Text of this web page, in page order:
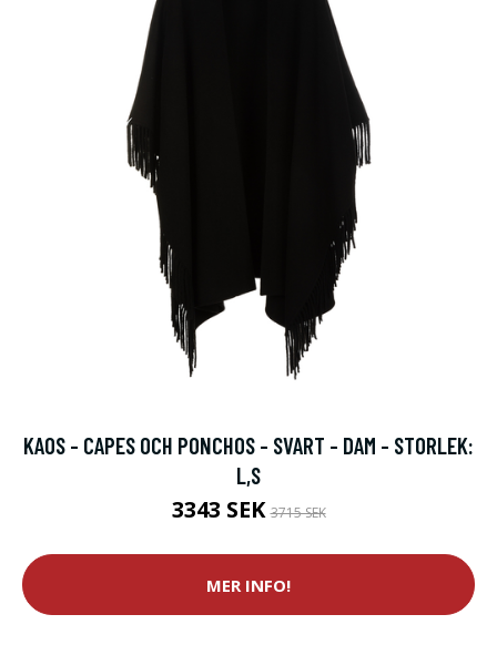
KAOS - CAPES OCH PONCHOS - SVART - DAM - STORLEK:
L,S
3343 SEK3715 SEK
MER INFO!